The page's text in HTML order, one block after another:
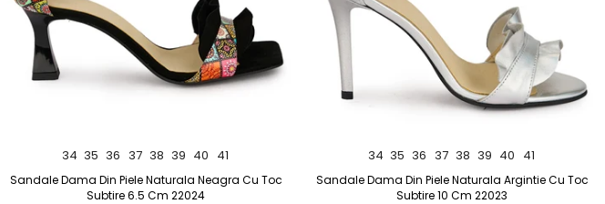
34 35 36 37 38 39 40 41
Sandale Dama Din Piele Naturala Neagra Cu Toc
Subtire 6.5 Cm 22024
34 35 36 37 38 39 40 41
Sandale Dama Din Piele Naturala Argintie Cu Toc
Subtire 10 Cm 22023